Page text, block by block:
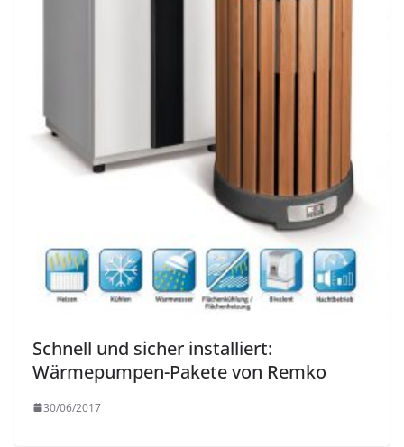
Schnell und sicher installiert:
Wärmepumpen-Pakete von Remko
30/06/2017